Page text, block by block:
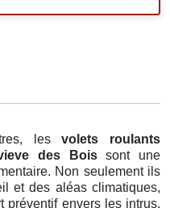
lesvolets roulants
des Boissont une
Non seulement ils
et des aléas climatiques,
préventif envers les intrus.